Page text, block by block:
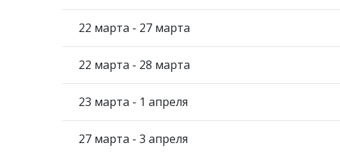
22 марта - 27 марта
22 марта - 28 марта
23 марта - 1 апреля
27 марта - 3 апреля